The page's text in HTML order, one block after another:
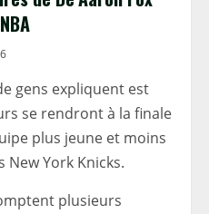
gens expliquent est
se rendront à la finale
plus jeune et moins
York Knicks.
plusieurs